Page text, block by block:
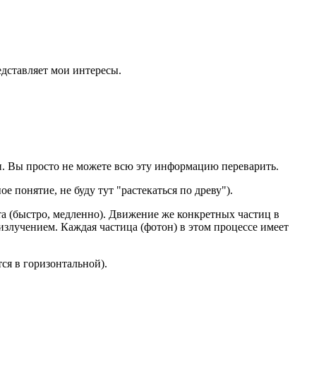
мои интересы.
Вы просто не можете всю эту информацию переварить.
понятие, не буду тут "растекаться по древу").
(быстро, медленно). Движение же конкретных частиц в
Каждая частица (фотон) в этом процессе имеет
в горизонтальной).